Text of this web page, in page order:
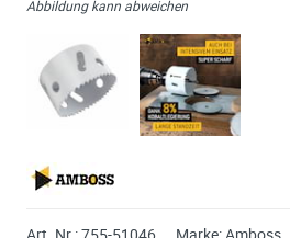
Abbildung kann abweichen
Art. Nr.:755-51046 Marke:Amboss